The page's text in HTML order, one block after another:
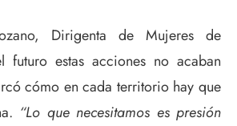
Dirigenta de Mujeres de
futuro estas acciones no acaban
cómo en cada territorio hay que
“Lo que necesitamos es presión